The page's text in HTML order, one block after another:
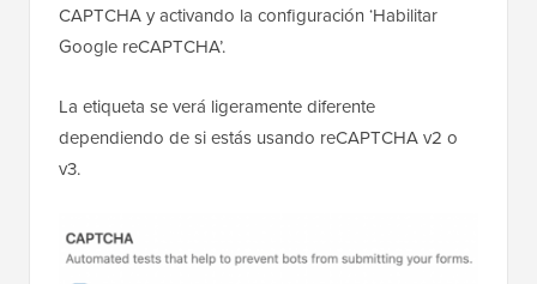
CAPTCHA y activando la configuración ‘Habilitar
Google reCAPTCHA’.
La etiqueta se verá ligeramente diferente
dependiendo de si estás usando reCAPTCHA v2 o
v3.